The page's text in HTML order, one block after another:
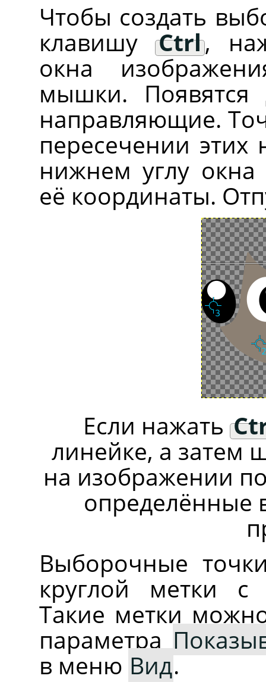
Чтобы создать
клавишуCtrl,
окна
мышки. Появятся
направляющие.
пересечении
нижнем углу
её координаты.
Если нажать
линейке, а затем
на изображении
определённые
Выборочные
круглой метки
Такие метки
параметра
в меню Вид.